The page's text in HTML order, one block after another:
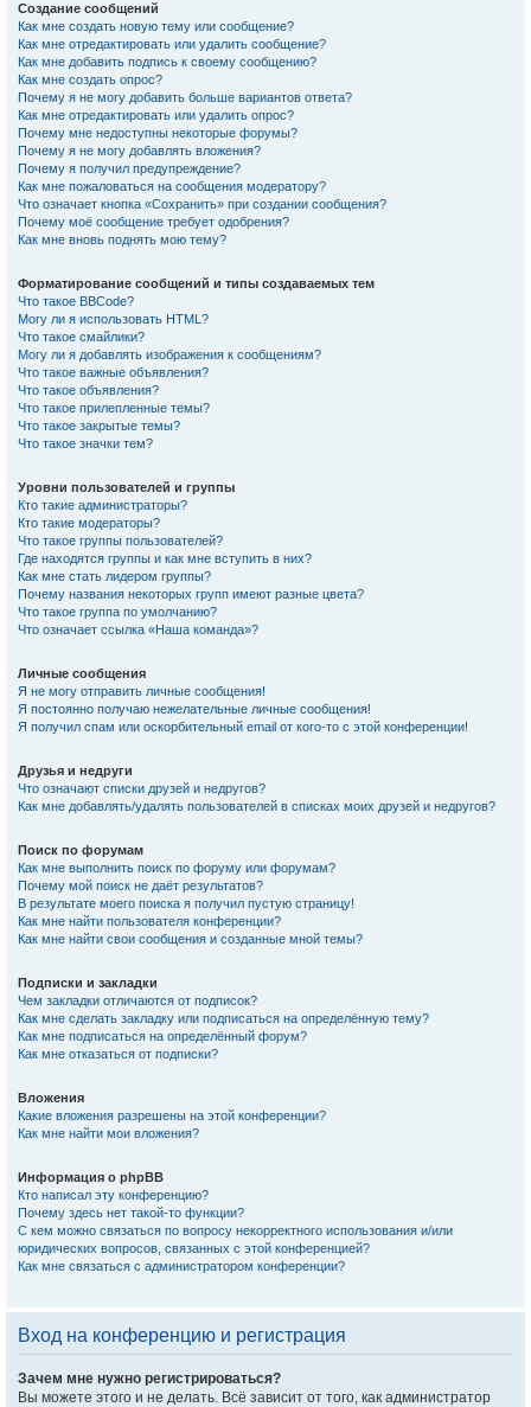
Создание сообщений
Как мне создать новую тему или сообщение?
Как мне отредактировать или удалить сообщение?
Как мне добавить подпись к своему сообщению?
Как мне создать опрос?
Почему я не могу добавить больше вариантов ответа?
Как мне отредактировать или удалить опрос?
Почему мне недоступны некоторые форумы?
Почему я не могу добавлять вложения?
Почему я получил предупреждение?
Как мне пожаловаться на сообщения модератору?
Что означает кнопка «Сохранить» при создании сообщения?
Почему моё сообщение требует одобрения?
Как мне вновь поднять мою тему?
Форматирование сообщений и типы создаваемых тем
Что такое BBCode?
Могу ли я использовать HTML?
Что такое смайлики?
Могу ли я добавлять изображения к сообщениям?
Что такое важные объявления?
Что такое объявления?
Что такое прилепленные темы?
Что такое закрытые темы?
Что такое значки тем?
Уровни пользователей и группы
Кто такие администраторы?
Кто такие модераторы?
Что такое группы пользователей?
Где находятся группы и как мне вступить в них?
Как мне стать лидером группы?
Почему названия некоторых групп имеют разные цвета?
Что такое группа по умолчанию?
Что означает ссылка «Наша команда»?
Личные сообщения
Я не могу отправить личные сообщения!
Я постоянно получаю нежелательные личные сообщения!
Я получил спам или оскорбительный email от кого-то с этой конференции!
Друзья и недруги
Что означают списки друзей и недругов?
Как мне добавлять/удалять пользователей в списках моих друзей и недругов?
Поиск по форумам
Как мне выполнить поиск по форуму или форумам?
Почему мой поиск не даёт результатов?
В результате моего поиска я получил пустую страницу!
Как мне найти пользователя конференции?
Как мне найти свои сообщения и созданные мной темы?
Подписки и закладки
Чем закладки отличаются от подписок?
Как мне сделать закладку или подписаться на определённую тему?
Как мне подписаться на определённый форум?
Как мне отказаться от подписки?
Вложения
Какие вложения разрешены на этой конференции?
Как мне найти мои вложения?
Информация о phpBB
Кто написал эту конференцию?
Почему здесь нет такой-то функции?
С кем можно связаться по вопросу некорректного использования и/или
юридических вопросов, связанных с этой конференцией?
Как мне связаться с администратором конференции?
Вход на конференцию и регистрация
Зачем мне нужно регистрироваться?
Вы можете этого и не делать. Всё зависит от того, как администратор